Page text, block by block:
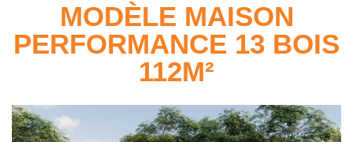
MODÈLE MAISON
PERFORMANCE 13 BOIS
112M²